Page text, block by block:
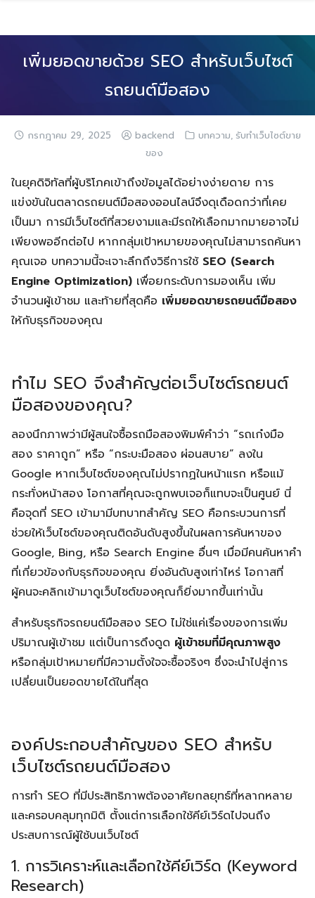
เพิ่มยอดขายด้วย SEO สำหรับเว็บไซต์
รถยนต์มือสอง
กรกฎาคม 29, 2025 backend บทความ, รับทำเว็บไซต์ขาย
ของ
ในยุคดิจิทัลที่ผู้บริโภคเข้าถึงข้อมูลได้อย่างง่ายดาย การ
แข่งขันในตลาดรถยนต์มือสองออนไลน์จึงดุเดือดกว่าที่เคย
เป็นมา การมีเว็บไซต์ที่สวยงามและมีรถให้เลือกมากมายอาจไม่
เพียงพออีกต่อไป หากกลุ่มเป้าหมายของคุณไม่สามารถค้นหา
คุณเจอ บทความนี้จะเจาะลึกถึงวิธีการใช้ SEO (Search
Engine Optimization) เพื่อยกระดับการมองเห็น เพิ่ม
จำนวนผู้เข้าชม และท้ายที่สุดคือ เพิ่มยอดขายรถยนต์มือสอง
ให้กับธุรกิจของคุณ
ทำไม SEO จึงสำคัญต่อเว็บไซต์รถยนต์
มือสองของคุณ?
ลองนึกภาพว่ามีผู้สนใจซื้อรถมือสองพิมพ์คำว่า “รถเก๋งมือ
สอง ราคาถูก” หรือ “กระบะมือสอง ผ่อนสบาย” ลงใน
Google หากเว็บไซต์ของคุณไม่ปรากฏในหน้าแรก หรือแม้
กระทั่งหน้าสอง โอกาสที่คุณจะถูกพบเจอก็แทบจะเป็นศูนย์ นี่
คือจุดที่ SEO เข้ามามีบทบาทสำคัญ SEO คือกระบวนการที่
ช่วยให้เว็บไซต์ของคุณติดอันดับสูงขึ้นในผลการค้นหาของ
Google, Bing, หรือ Search Engine อื่นๆ เมื่อมีคนค้นหาคำ
ที่เกี่ยวข้องกับธุรกิจของคุณ ยิ่งอันดับสูงเท่าไหร่ โอกาสที่
ผู้คนจะคลิกเข้ามาดูเว็บไซต์ของคุณก็ยิ่งมากขึ้นเท่านั้น
สำหรับธุรกิจรถยนต์มือสอง SEO ไม่ใช่แค่เรื่องของการเพิ่ม
ปริมาณผู้เข้าชม แต่เป็นการดึงดูด ผู้เข้าชมที่มีคุณภาพสูง
หรือกลุ่มเป้าหมายที่มีความตั้งใจจะซื้อจริงๆ ซึ่งจะนำไปสู่การ
เปลี่ยนเป็นยอดขายได้ในที่สุด
องค์ประกอบสำคัญของ SEO สำหรับ
เว็บไซต์รถยนต์มือสอง
การทำ SEO ที่มีประสิทธิภาพต้องอาศัยกลยุทธ์ที่หลากหลาย
และครอบคลุมทุกมิติ ตั้งแต่การเลือกใช้คีย์เวิร์ดไปจนถึง
ประสบการณ์ผู้ใช้บนเว็บไซต์
1. การวิเคราะห์และเลือกใช้คีย์เวิร์ด (Keyword
Research)